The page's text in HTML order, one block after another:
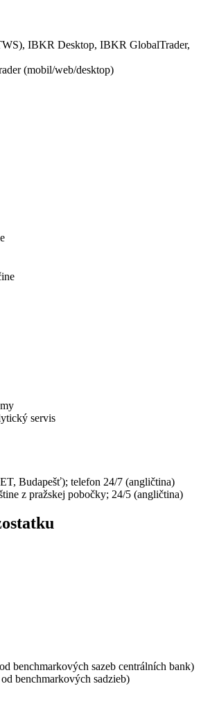
IBKR Desktop, IBKR GlobalTrader,
(mobil/web/desktop)
servis
Budapešť); telefon 24/7 (angličtina)
z pražskej pobočky; 24/5 (angličtina)
benchmarkových sazeb centrálních bank)
benchmarkových sadzieb)